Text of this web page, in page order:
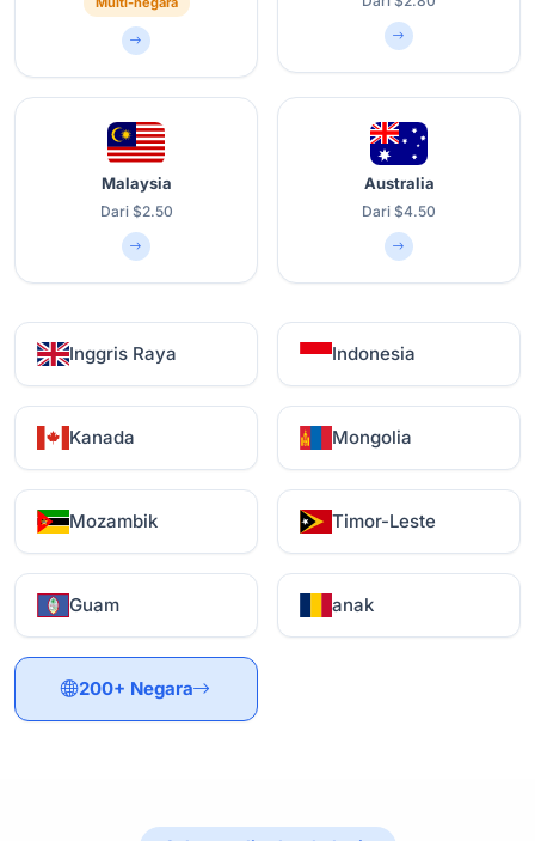
Malaysia
Dari $2.50
Australia
Dari $4.50
Inggris Raya Indonesia
Kanada Mongolia
Mozambik Timor-Leste
Guam anak
200+ Negara